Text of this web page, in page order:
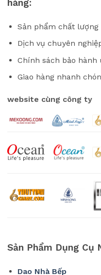
hàng:
Sản phẩm chất
Dịch vụ chuyên
Chính sách bảo hành
Giao hàng nhanh
website cùng công ty
Sản Phẩm Dụng Cụ
Dao Nhà Bếp